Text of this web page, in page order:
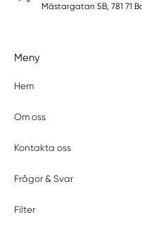
Mästargatan 5B, 781 71
Meny
Hem
Om oss
Kontakta oss
Frågor & Svar
Filter